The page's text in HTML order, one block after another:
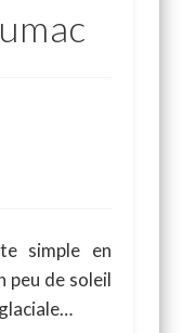
simple en
peu de soleil